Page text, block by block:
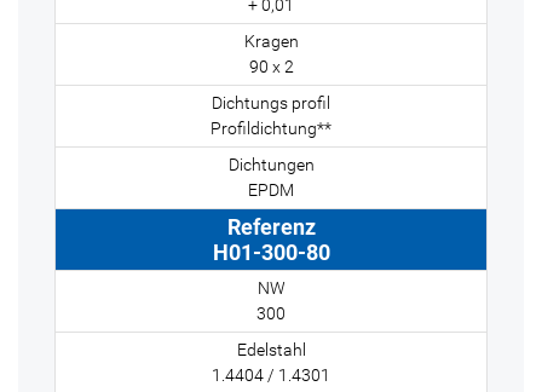
+ 0,01
90 x 2
Profildichtung**
EPDM
H01-300-80
300
1.4404 / 1.4301